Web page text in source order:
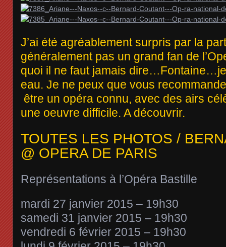
J’ai été agréablement surpris par la
généralement pas un grand fan de
quoi il ne faut jamais
eau. Je ne peux que vous
être un opéra connu, avec des airs
une oeuvre difficile. A découvrir.
TOUTES LES PHOTOS /
@ OPERA DE PARIS
Représentations à l’Opéra Bastille
mardi 27 janvier 2015 – 19h30
samedi 31 janvier 2015 – 19h30
vendredi 6 février 2015 – 19h30